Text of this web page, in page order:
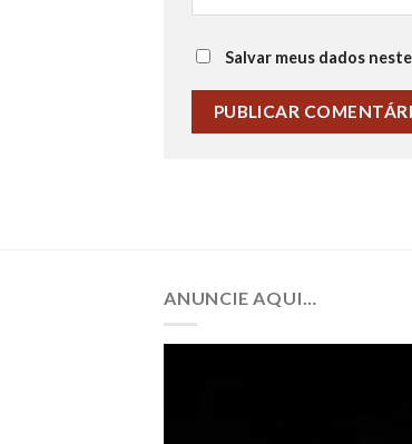
Salvar meus dados
ANUNCIE AQUI…